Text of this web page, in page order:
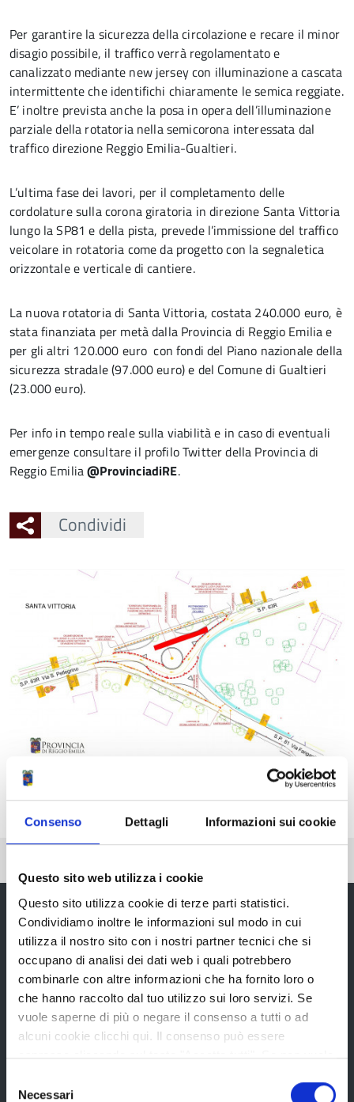
Consenso Dettagli Informazioni sui cookie
Questo sito web utilizza i cookie
Questo sito utilizza cookie di terze parti statistici.
Condividiamo inoltre le informazioni sul modo in cui
utilizza il nostro sito con i nostri partner tecnici che si
occupano di analisi dei dati web i quali potrebbero
combinarle con altre informazioni che ha fornito loro o
che hanno raccolto dal tuo utilizzo sui loro servizi. Se
vuole saperne di più o negare il consenso a tutti o ad
alcuni cookie clicchi qui. Il consenso può essere
espresso cliccando sul tasto "Accetta tutti". Se non vuole
tasto "Rifiuta".
delNecessari
Per garantire la sicurezza della circolazione e recare il minor
disagio possibile, il traffico verrà regolamentato e
canalizzato mediante new jersey con illuminazione a cascata
intermittente che identifichi chiaramente le semica reggiate.
E’ inoltre prevista anche la posa in opera dell’illuminazione
parziale della rotatoria nella semicorona interessata dal
traffico direzione Reggio Emilia-Gualtieri.
L’ultima fase dei lavori, per il completamento delle
cordolature sulla corona giratoria in direzione Santa Vittoria
lungo la SP81 e della pista, prevede l’immissione del traffico
veicolare in rotatoria come da progetto con la segnaletica
orizzontale e verticale di cantiere.
La nuova rotatoria di Santa Vittoria, costata 240.000 euro, è
stata finanziata per metà dalla Provincia di Reggio Emilia e
per gli altri 120.000 euro con fondi del Piano nazionale della
sicurezza stradale (97.000 euro) e del Comune di Gualtieri
(23.000 euro).
Per info in tempo reale sulla viabilità e in caso di eventuali
emergenze consultare il profilo Twitter della Provincia di
Reggio Emilia@ProvinciadiRE.
Condividi
Ingrandisci
l'immagine
Provincia di Reggio Emilia
La Provincia